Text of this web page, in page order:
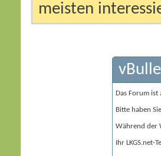
meisten
Das Forum
Bitte haben
Während der
Ihr LKGS.net-